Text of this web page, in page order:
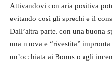
Attivandovi con aria positiva
evitando così gli sprechi e il
Dall’altra parte, con una buona
una nuova e “rivestita” impronta
un’occhiata ai Bonus o agli